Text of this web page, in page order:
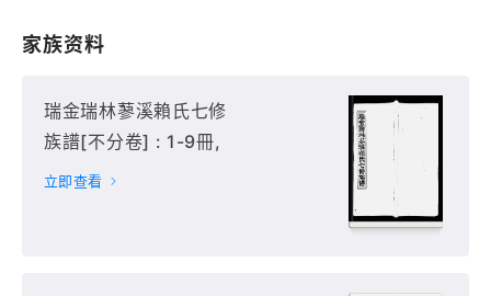
家族资料
瑞金瑞林蓼溪賴氏七修
族譜[不分卷] : 1-9冊,
立即查看